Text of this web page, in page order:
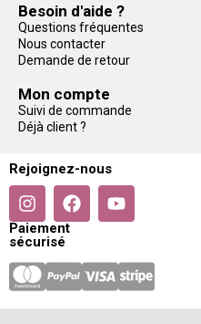
Besoin d'aide ?
Questions fréquentes
Nous contacter
Demande de retour
Mon compte
Suivi de commande
Déjà client ?
Rejoignez-nous
Paiement
sécurisé